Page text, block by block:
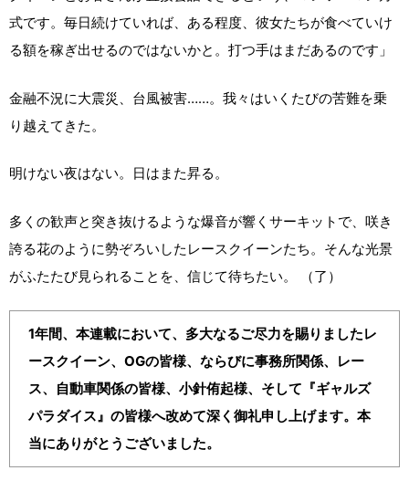
式です。毎日続けていれば、ある程度、彼女たちが食べていけ
る額を稼ぎ出せるのではないかと。打つ手はまだあるのです」
金融不況に大震災、台風被害……。我々はいくたびの苦難を乗
り越えてきた。
明けない夜はない。日はまた昇る。
多くの歓声と突き抜けるような爆音が響くサーキットで、咲き
誇る花のように勢ぞろいしたレースクイーンたち。そんな光景
がふたたび見られることを、信じて待ちたい。 （了）
1年間、本連載において、多大なるご尽力を賜りましたレ
ースクイーン、OGの皆様、ならびに事務所関係、レー
ス、自動車関係の皆様、小針侑起様、そして『ギャルズ
パラダイス』の皆様へ改めて深く御礼申し上げます。本
当にありがとうございました。